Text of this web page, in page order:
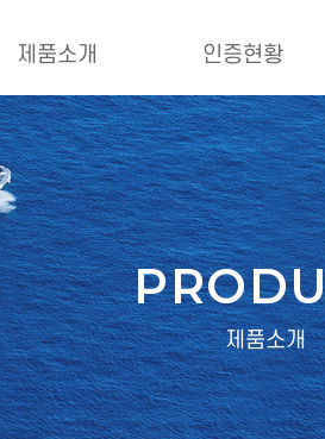
제품소개 인증현황
제품소개